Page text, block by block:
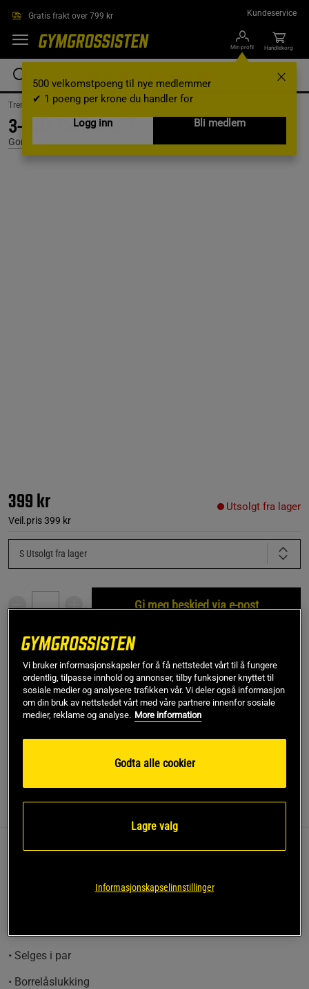
Gratis frakt over 799 kr Kundeservice
Min profil
500 velkomstpoeng til nye medlemmer
✔ 1 poeng per krone du handler for
Logg inn
Bli medlem
Handlekorg
Treningsutstyr & tilbehør /Treningsutstyr / Lifting straps og grep
3-Hole Carbon Lifting Grips, Black, S
Gorilla Wear Gear
399 kr
Veil.pris399 kr
Utsolgt fra lager
S Utsolgt fra lager
Gi meg beskjed via e-post
Dette produktet er dessverre ikke i lager. Få beskjed når
det kommer på lager igen.
SKU #99225900R | EAN8720874615743
3-Hole Carbon Lifting Grips - det ultimate treningsverktøyet for
å forbedre treningen din og heve prestasjonen til nye høyder.
treningsverktøyet for å forbedre treningen din og
• Selges i par
• Borrelåslukking
Vi bruker informasjonskapsler for å få nettstedet vårt til å fungere
ordentlig, tilpasse innhold og annonser, tilby funksjoner knyttet til
sosiale medier og analysere trafikken vår. Vi deler også informasjon
om din bruk av nettstedet vårt med våre partnere innenfor sosiale
medier, reklame og analyse. More information
Godta alle cookier
Lagre valg
Informasjonskapselinnstillinger